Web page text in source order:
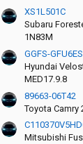
XS1L501C
Subaru
1N83M
GGFS-
Hyundai
MED17.9.8
89663-06T42
Toyota Camry
Mitsubishi